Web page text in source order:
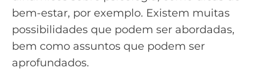
bem-estar, por exemplo. Existem muitas
possibilidades que podem ser abordadas,
bem como assuntos que podem ser
aprofundados.